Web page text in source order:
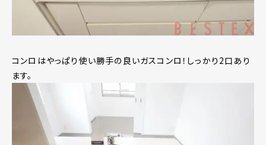
コンロはやっぱり使い勝手の良いガスコンロ！しっかり2口あり
ます。